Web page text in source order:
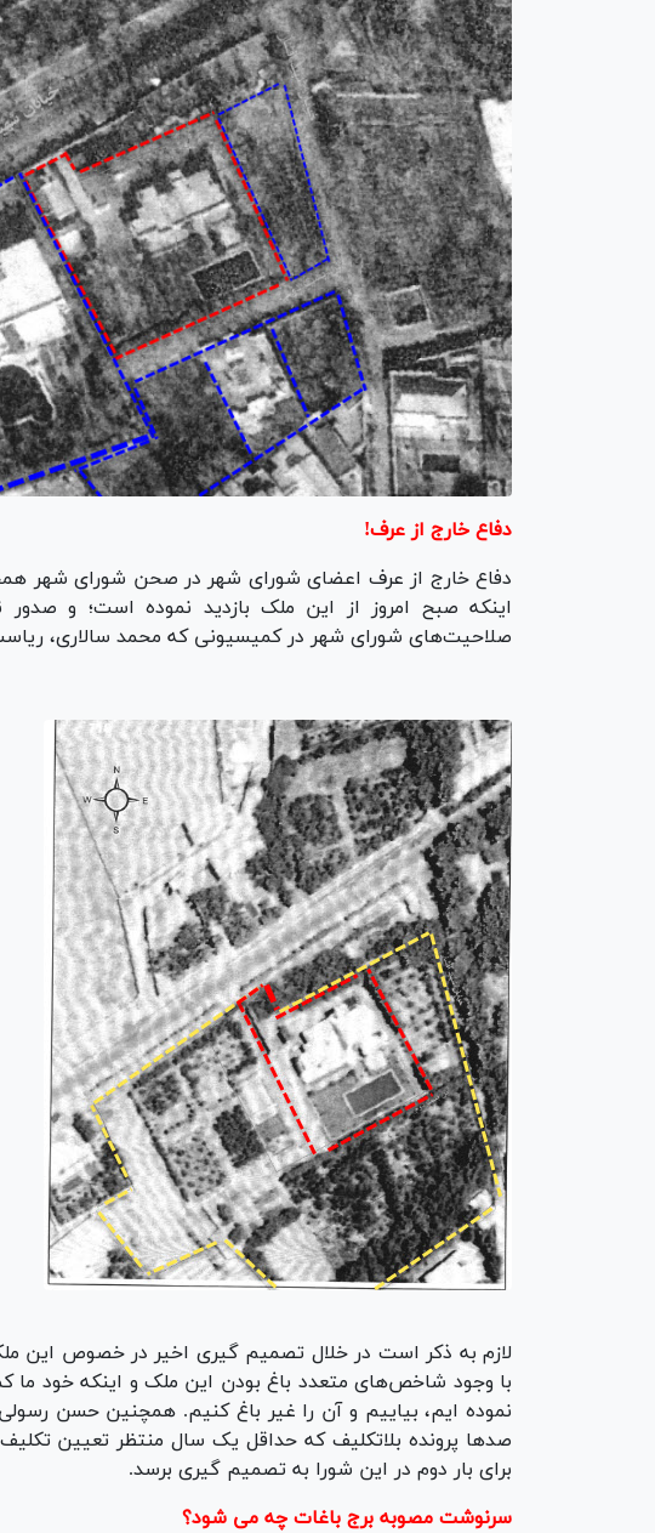
دفاع خارج از عرف!
دفاع خارج از عرف اعضای شورای شهر در صحن شورای شهر
اینکه صبح امروز از این ملک بازدید نموده است؛ و
صلاحیت‌های شورای شهر در کمیسیونی که محمد سالاری،
لازم به ذکر است در خلال تصمیم گیری اخیر در خصوص این
با وجود شاخص‌های متعدد باغ بودن این ملک و اینکه خود
نموده ایم، بیاییم و آن را غیر باغ کنیم. همچنین حسن
صد‌ها پرونده بلاتکلیف که حداقل یک سال منتظر تعیین
برای بار دوم در این شورا به تصمیم گیری برسد.
سرنوشت مصوبه برج باغات چه می شود؟